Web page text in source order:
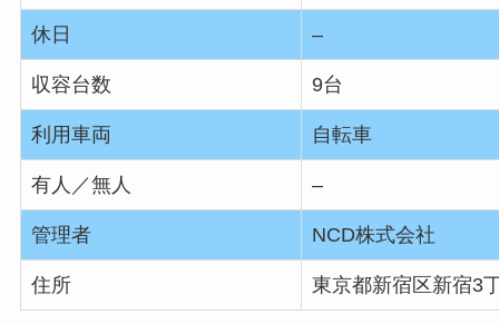
休日 –
収容台数 9台
利用車両 自転車
有人／無人 –
管理者 NCD株式会社
住所 東京都新宿区新宿3